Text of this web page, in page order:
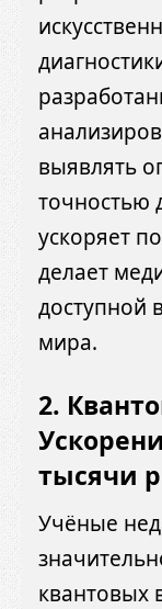
выявлять
точностью
ускоряет
делает
доступной
мира.
2.
тысячи
Учёные
квантовых